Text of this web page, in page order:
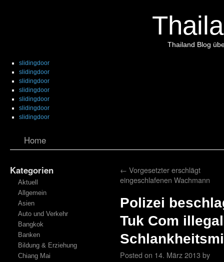
Thailand Blog
slidingdoor
slidingdoor
slidingdoor
slidingdoor
slidingdoor
slidingdoor
slidingdoor
Home
Kategorien
Aktuell
Allgemein
Asien
Auto und Verkehr
Bangkok
Banken
Bildung & Erziehung
Chiang Mai
← Vorgesetzter erschlägt
eingeschlafenen Wachmann
Polizei
Tuk Com
Posted on 14. März 2013 by